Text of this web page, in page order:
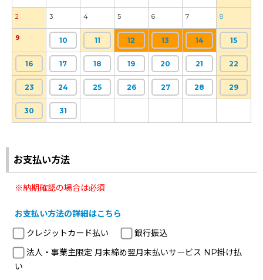
2 3 4 5 6 7 8
9 10 11 12 13 14 15
16 17 18 19 20 21 22
23 24 25 26 27 28 29
30 31
お支払い方法
※納期確認の場合は必須
お支払い方法の詳細はこちら
クレジットカード払い
銀行振込
法人・事業主限定 月末締め翌月末払いサービス NP掛け払
い